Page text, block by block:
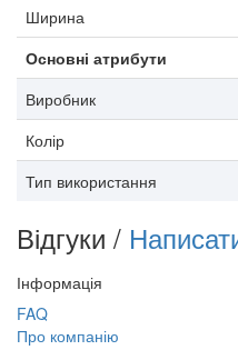
Ширина
Основні атрибути
Виробник
Колір
Тип використання
Відгуки /
Інформація
FAQ
Про компанію